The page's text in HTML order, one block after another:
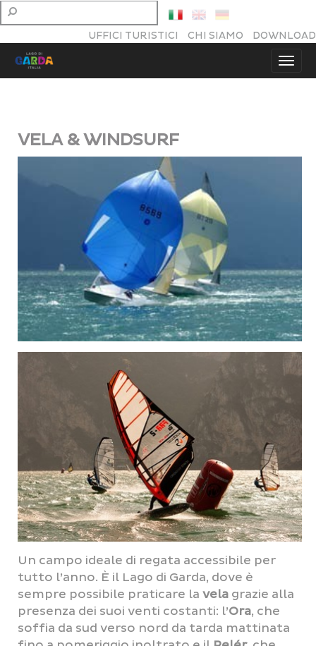
UFFICI TURISTICI CHI SIAMO DOWNLOAD
VELA & WINDSURF
Un campo ideale di regata accessibile per
tutto l’anno. È il Lago di Garda, dove è
sempre possibile praticare la vela grazie alla
presenza dei suoi venti costanti: l’Ora, che
soffia da sud verso nord da tarda mattinata